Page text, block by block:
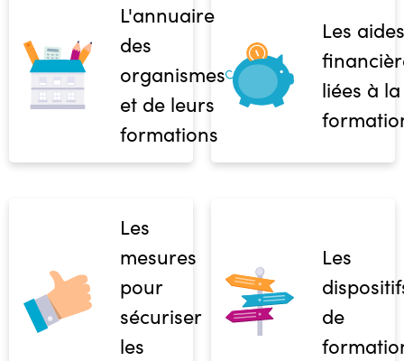
L'annuaire
des
organismes
et de leurs
formations
Les aides
liées à la
Les
mesures
pour
sécuriser
les
Les
de